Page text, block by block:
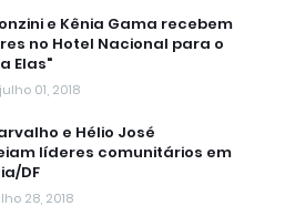
e Kênia Gama recebem
no Hotel Nacional para o
Elas"
01, 2018
e Hélio José
líderes comunitários em
DF
28, 2018